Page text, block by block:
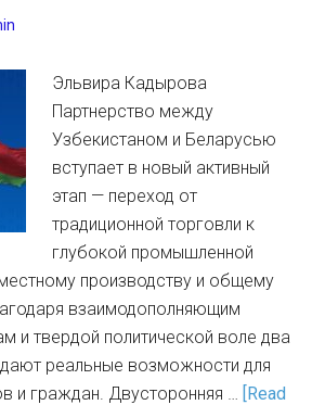
Эльвира Кадырова
Партнерство между
Узбекистаном и Беларусью
вступает в новый активный
этап — переход от
традиционной торговли к
глубокой промышленной
производству и общему
взаимодополняющим
и твердой политической воле два
реальные возможности для
и граждан. Двусторонняя … [Read